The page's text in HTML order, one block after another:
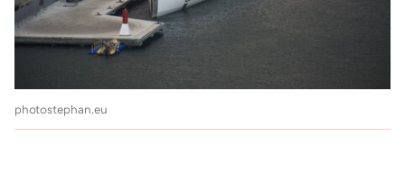
photostephan.eu